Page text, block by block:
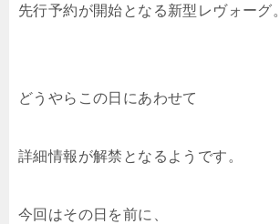
先行予約が開始となる新型レヴォーグ。
どうやらこの日にあわせて
詳細情報が解禁となるようです。
今回はその日を前に、